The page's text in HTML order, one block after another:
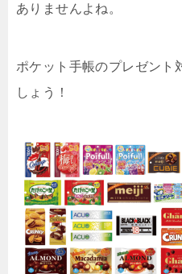
ありませんよね。
ポケット手帳のプレゼント
しょう！